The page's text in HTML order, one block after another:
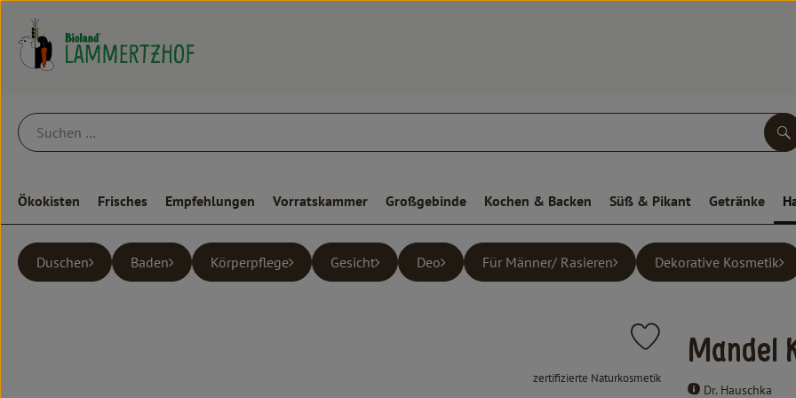
Ökokisten Frisches Empfehlungen Vorratskammer Großgebinde Kochen & Backen Süß & Pikant Getränke
Duschen Baden Körperpflege Gesicht Deo Für Männer/ Rasieren Dekorative Kosmetik
Mandel
Dr. Hauschka
Produkt zu Favouriten
, Verband:
zertifizierte Naturkosmetik
, Kontrollstelle: